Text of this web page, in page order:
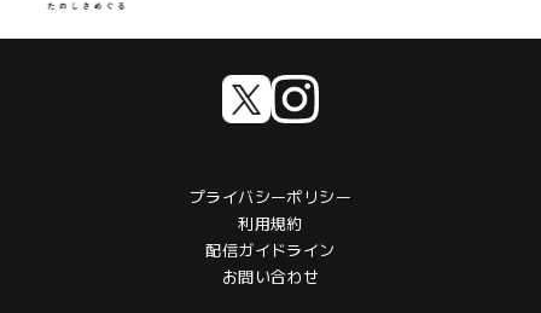
プライバシーポリシー
利用規約
配信ガイドライン
お問い合わせ